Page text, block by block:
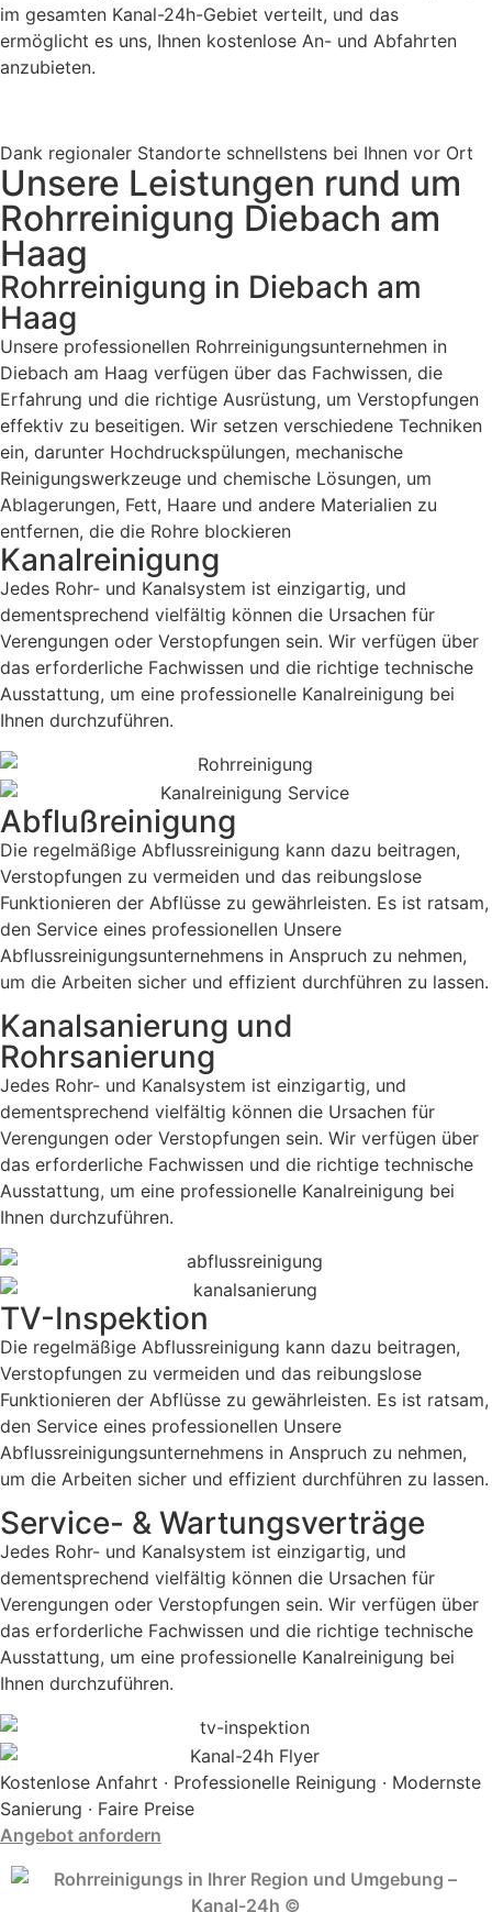
im gesamten Kanal-24h-Gebiet verteilt, und das
ermöglicht es uns, Ihnen kostenlose An- und Abfahrten
anzubieten.
Dank regionaler Standorte schnellstens bei Ihnen vor Ort
Unsere Leistungen rund um
Rohrreinigung Diebach am
Haag
Rohrreinigung in Diebach am
Haag
Unsere professionellen Rohrreinigungsunternehmen in
Diebach am Haag verfügen über das Fachwissen, die
Erfahrung und die richtige Ausrüstung, um Verstopfungen
effektiv zu beseitigen. Wir setzen verschiedene Techniken
ein, darunter Hochdruckspülungen, mechanische
Reinigungswerkzeuge und chemische Lösungen, um
Ablagerungen, Fett, Haare und andere Materialien zu
entfernen, die die Rohre blockieren
Kanalreinigung
Jedes Rohr- und Kanalsystem ist einzigartig, und
dementsprechend vielfältig können die Ursachen für
Verengungen oder Verstopfungen sein. Wir verfügen über
das erforderliche Fachwissen und die richtige technische
Ausstattung, um eine professionelle Kanalreinigung bei
Ihnen durchzuführen.
Abflußreinigung
Die regelmäßige Abflussreinigung kann dazu beitragen,
Verstopfungen zu vermeiden und das reibungslose
Funktionieren der Abflüsse zu gewährleisten. Es ist ratsam,
den Service eines professionellen Unsere
Abflussreinigungsunternehmens in Anspruch zu nehmen,
um die Arbeiten sicher und effizient durchführen zu lassen.
Kanalsanierung und
Rohrsanierung
Jedes Rohr- und Kanalsystem ist einzigartig, und
dementsprechend vielfältig können die Ursachen für
Verengungen oder Verstopfungen sein. Wir verfügen über
das erforderliche Fachwissen und die richtige technische
Ausstattung, um eine professionelle Kanalreinigung bei
Ihnen durchzuführen.
TV-Inspektion
Die regelmäßige Abflussreinigung kann dazu beitragen,
Verstopfungen zu vermeiden und das reibungslose
Funktionieren der Abflüsse zu gewährleisten. Es ist ratsam,
den Service eines professionellen Unsere
Abflussreinigungsunternehmens in Anspruch zu nehmen,
um die Arbeiten sicher und effizient durchführen zu lassen.
Service- & Wartungsverträge
Jedes Rohr- und Kanalsystem ist einzigartig, und
dementsprechend vielfältig können die Ursachen für
Verengungen oder Verstopfungen sein. Wir verfügen über
das erforderliche Fachwissen und die richtige technische
Ausstattung, um eine professionelle Kanalreinigung bei
Ihnen durchzuführen.
Kostenlose Anfahrt · Professionelle Reinigung · Modernste
Sanierung · Faire Preise
Angebot anfordern